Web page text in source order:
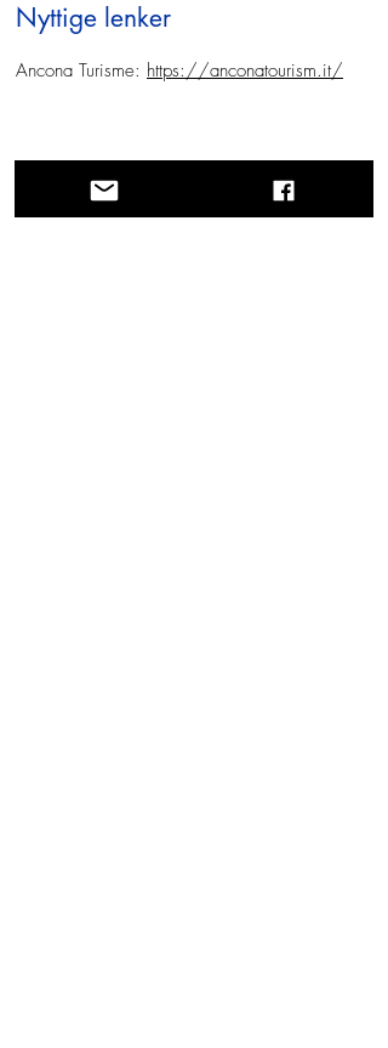
Nyttige lenker
Ancona Turisme: https://anconatourism.it/